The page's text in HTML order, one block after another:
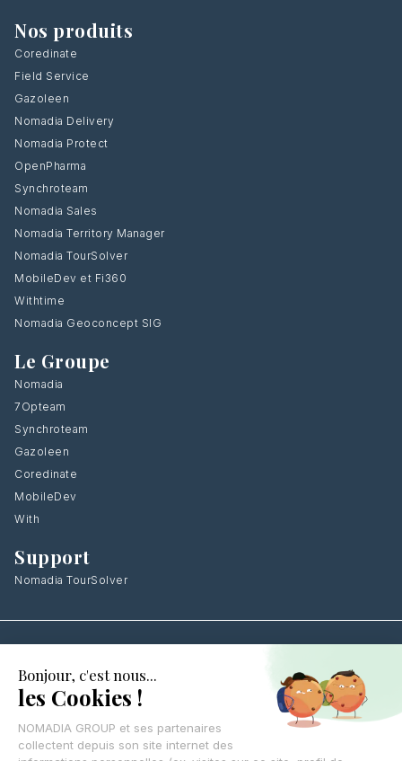
Nos produits
Coredinate
Field Service
Gazoleen
Nomadia Delivery
Nomadia Protect
OpenPharma
Synchroteam
Nomadia Sales
Nomadia Territory Manager
Nomadia TourSolver
MobileDev et Fi360
Withtime
Nomadia Geoconcept SIG
Le Groupe
Nomadia
7Opteam
Synchroteam
Gazoleen
Coredinate
MobileDev
With
Support
Nomadia TourSolver